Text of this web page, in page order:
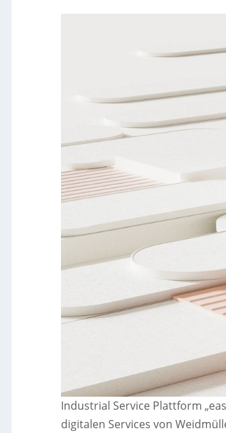
Industrial Service Plattform
digitalen Services von